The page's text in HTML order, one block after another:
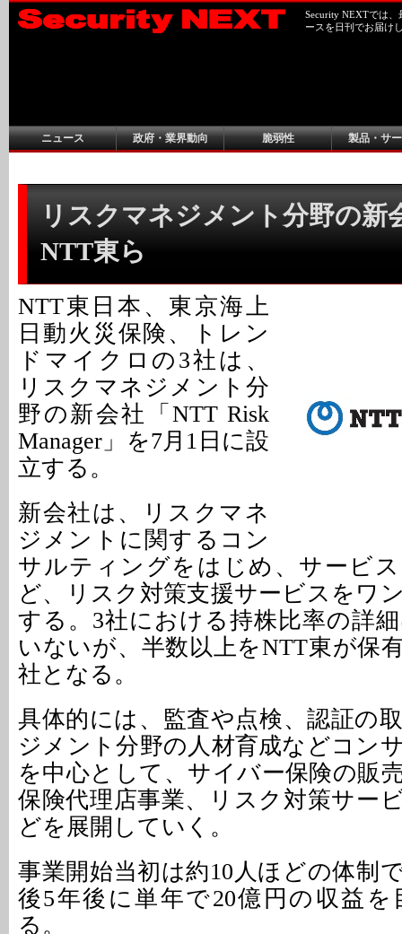
Security NEXTでは
ースを日刊でお届け
ニュース 政府・業界動向 脆弱性 製品・サ
リスクマネジメント分野の新
NTT東ら
NTT東日本、東京海上
日動火災保険、トレン
ドマイクロの3社は、
リスクマネジメント分
野の新会社「NTT Risk
Manager」を7月1日に設
立する。
新会社は、リスクマネ
ジメントに関するコン
サルティングをはじめ、サービ
ど、リスク対策支援サービスをワ
する。3社における持株比率の詳
いないが、半数以上をNTT東が保
社となる。
具体的には、監査や点検、認証の
ジメント分野の人材育成などコン
を中心として、サイバー保険の販
保険代理店事業、リスク対策サー
どを展開していく。
事業開始当初は約10人ほどの体制
後5年後に単年で20億円の収益
る。